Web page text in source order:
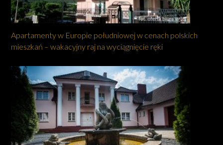
Apartamenty w Europie południowej w cenach polskich
mieszkań – wakacyjny raj na wyciągnięcie ręki